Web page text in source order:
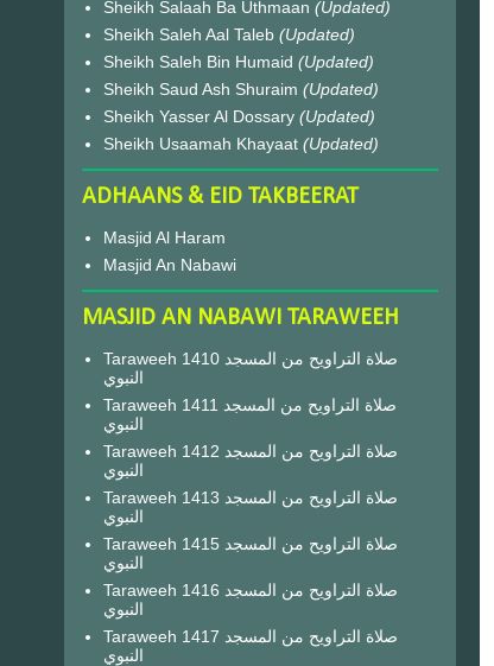
Sheikh Salaah Ba Uthmaan (Updated)
Sheikh Saleh Aal Taleb (Updated)
Sheikh Saleh Bin Humaid (Updated)
Sheikh Saud Ash Shuraim (Updated)
Sheikh Yasser Al Dossary (Updated)
Sheikh Usaamah Khayaat (Updated)
ADHAANS & EID TAKBEERAT
Masjid Al Haram
Masjid An Nabawi
MASJID AN NABAWI TARAWEEH
Taraweeh 1410 صلاة التراويح من المسجد
النبوي
Taraweeh 1411 صلاة التراويح من المسجد
النبوي
Taraweeh 1412 صلاة التراويح من المسجد
النبوي
Taraweeh 1413 صلاة التراويح من المسجد
النبوي
Taraweeh 1415 صلاة التراويح من المسجد
النبوي
Taraweeh 1416 صلاة التراويح من المسجد
النبوي
Taraweeh 1417 صلاة التراويح من المسجد
النبوي